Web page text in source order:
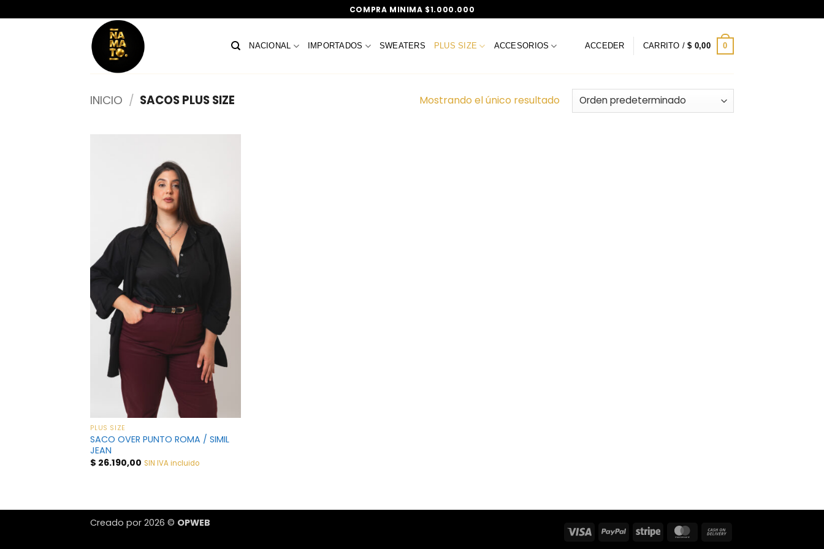
al
COMPRA MINIMA $1.000.000
NACIONAL IMPORTADOS SWEATERS PLUS SIZE ACCESORIOS ACCEDER CARRITO /$ 0,00 0
INICIO / SACOS PLUS SIZE Mostrando el único resultado
PLUS SIZE
SACO OVER PUNTO ROMA / SIMIL
JEAN
$ 26.190,00 SIN IVA incluido
Visa PayPal Stripe MasterCard
Creado por 2026 © OPWEB